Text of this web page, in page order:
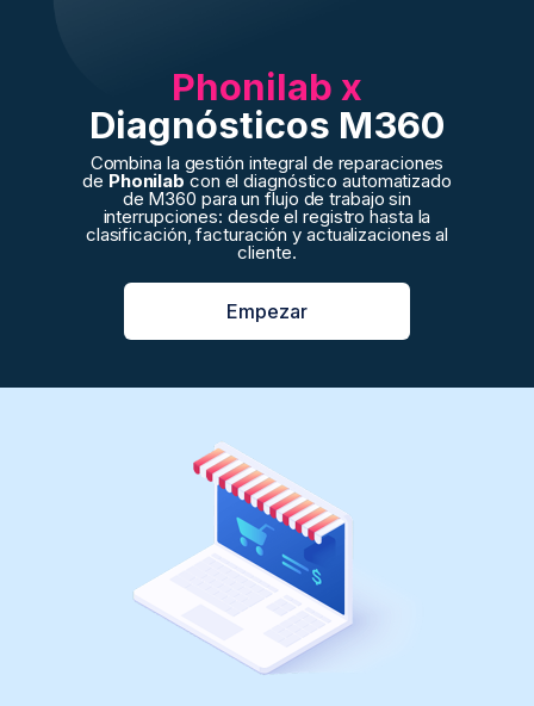
Phonilab x
Diagnósticos M360
Combina la gestión integral de reparaciones
de Phonilabcon el diagnóstico automatizado
de M360 para un flujo de trabajo sin
interrupciones: desde el registro hasta la
clasificación, facturación y actualizaciones al
cliente.
Empezar